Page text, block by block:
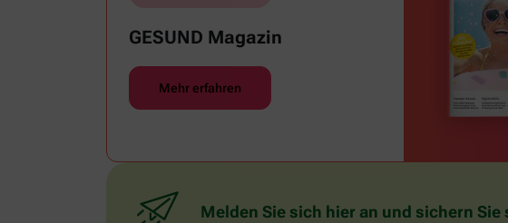
GESUND Magazin
Mehr erfahren
Melden Sie sich hier an und sichern